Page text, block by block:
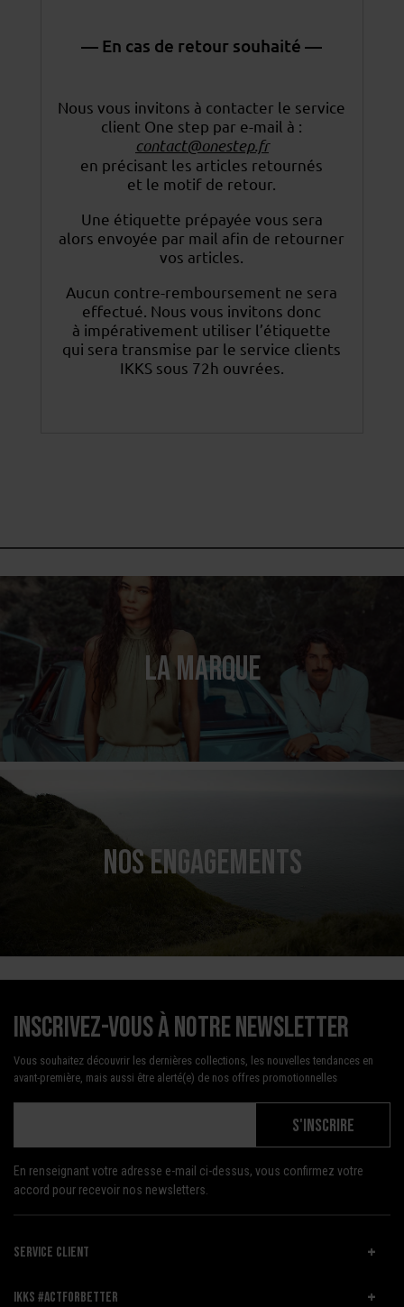
— En cas de retour souhaité —
Nous vous invitons à contacter le service
client One step par e-mail à :
contact@onestep.fr
en précisant les articles retournés
et le motif de retour.
Une étiquette prépayée vous sera
alors envoyée par mail afin de retourner
vos articles.
Aucun contre-remboursement ne sera
effectué. Nous vous invitons donc
à impérativement utiliser l’étiquette
qui sera transmise par le service clients
IKKS sous 72h ouvrées.
LA MARQUE
NOS ENGAGEMENTS
Inscrivez-vous à notre newsletter
Vous souhaitez découvrir les dernières collections, les nouvelles tendances en
avant-première, mais aussi être alerté(e) de nos offres promotionnelles
S'INSCRIRE
En renseignant votre adresse e-mail ci-dessus, vous confirmez votre
accord pour recevoir nos newsletters.
SERVICE CLIENT
IKKS #ACTFORBETTER